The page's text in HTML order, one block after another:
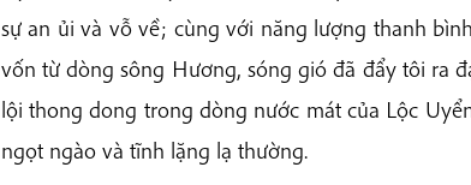
sự an ủi và vỗ về; cùng với năng lượng thanh
vốn từ dòng sông Hương, sóng gió đã đẩy tôi ra
lội thong dong trong dòng nước mát của Lộc
ngọt ngào và tĩnh lặng lạ thường.